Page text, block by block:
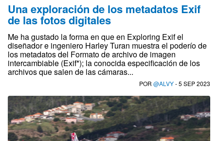
Una exploración de los metadatos Exif
de las fotos digitales
Me ha gustado la forma en que en Exploring Exif el
diseñador e ingeniero Harley Turan muestra el poderío de
los metadatos del Formato de archivo de imagen
intercambiable (Exif*); la conocida especificación de los
archivos que salen de las cámaras...
POR @ALVY- 5 SEP 2023